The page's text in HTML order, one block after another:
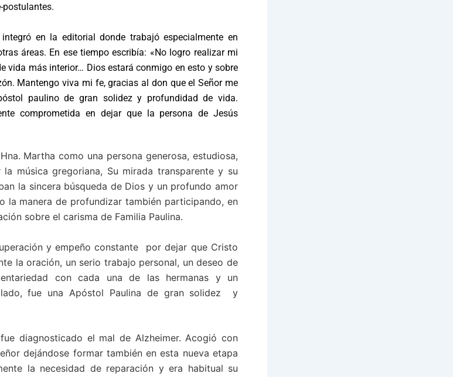
postulantes.
en la editorial donde trabajó especialmente en
áreas. En ese tiempo escribía: «No logro realizar mi
vida más interior… Dios estará conmigo en esto y sobre
Mantengo viva mi fe, gracias al don que el Señor me
paulino de gran solidez y profundidad de vida.
comprometida en dejar que la persona de Jesús
Martha como una persona generosa, estudiosa,
música gregoriana, Su mirada transparente y su
la sincera búsqueda de Dios y un profundo amor
la manera de profundizar también participando, en
sobre el carisma de Familia Paulina.
y empeño constante por dejar que Cristo
la oración, un serio trabajo personal, un deseo de
con cada una de las hermanas y un
fue una Apóstol Paulina de gran solidez y
diagnosticado el mal de Alzheimer. Acogió con
dejándose formar también en esta nueva etapa
la necesidad de reparación y era habitual su